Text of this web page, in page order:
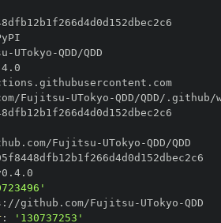
- UTokyo -
//token.actions.githubusercontent.com
Fujitsu - UTokyo -
Fujitsu - UTokyo -
: //github.com/Fujitsu - UTokyo -
: '130737253'